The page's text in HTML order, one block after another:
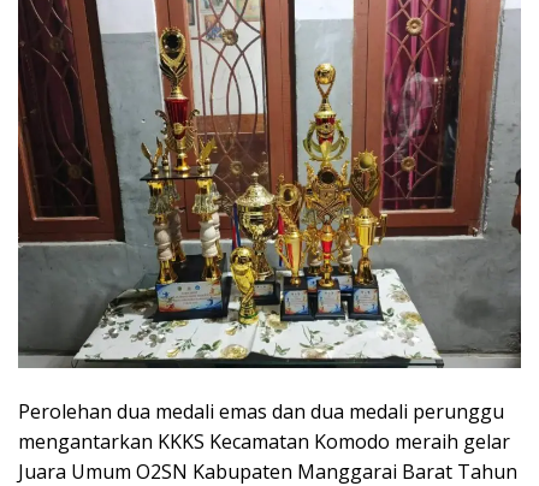
Perolehan dua medali emas dan dua medali perunggu
mengantarkan KKKS Kecamatan Komodo meraih gelar
Juara Umum O2SN Kabupaten Manggarai Barat Tahun